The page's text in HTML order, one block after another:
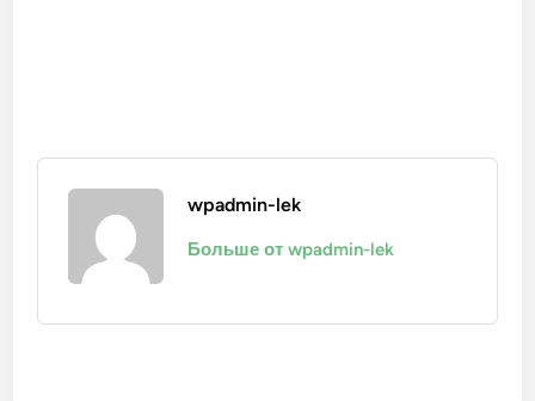
wpadmin-lek
Больше от wpadmin-lek